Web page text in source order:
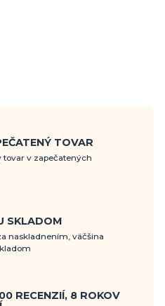
TOVAR
tovar v zapečatených
SKLADOM
naskladnením, väčšina
RECENZIÍ, 8 ROKOV